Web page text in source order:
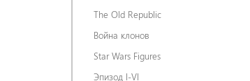
The Old Republic
Война клонов
Star Wars Figures
Эпизод I-VI